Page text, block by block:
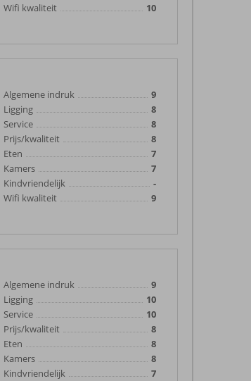
Wifi kwaliteit
10
Algemene indruk
9
Ligging
8
Service
8
Prijs/kwaliteit
8
Eten
7
Kamers
7
Kindvriendelijk
-
Wifi kwaliteit
9
Algemene indruk
9
Ligging
10
Service
10
Prijs/kwaliteit
8
Eten
8
Kamers
8
Kindvriendelijk
7